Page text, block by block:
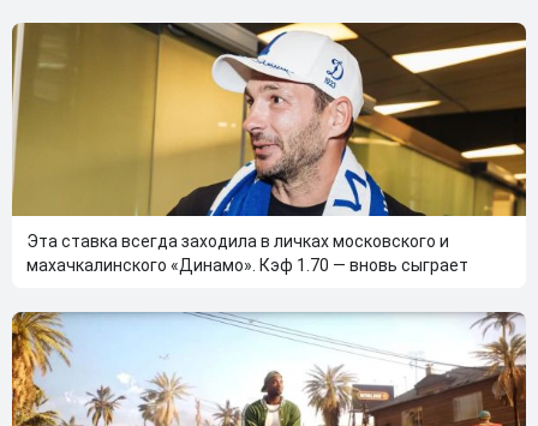
Эта ставка всегда заходила в личках московского и
махачкалинского «Динамо». Кэф 1.70 — вновь сыграет